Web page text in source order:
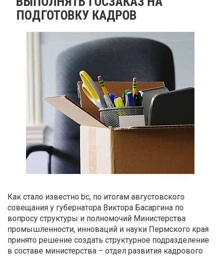
ПОДГОТОВКУ КАДРОВ
Как стало известно bc, по итогам августовского
совещания у губернатора Виктора Басаргина по
вопросу структуры и полномочий Министерства
промышленности, инноваций и науки Пермского края
принято решение создать структурное подразделение
в составе министерства – отдел развития кадрового